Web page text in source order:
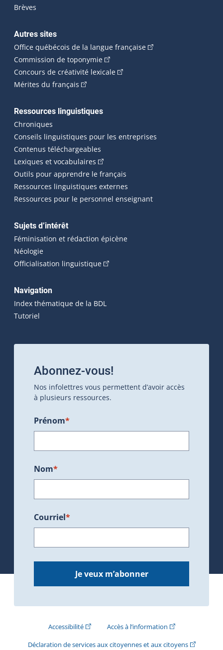
Brèves
Autres sites
Office québécois de la langue française(Cet hyperlien
Commission de toponymie(Cet hyperlien externe s'ouvrira
Concours de créativité lexicale(Cet hyperlien externe
Mérites du français (Cet hyperlien externe s'ouvrira dans une
Ressources linguistiques
Chroniques
Conseils linguistiques pour les entreprises
Contenus téléchargeables
Lexiques et vocabulaires (Cet hyperlien externe s'ouvrira
Outils pour apprendre le français
Ressources linguistiques externes
Ressources pour le personnel enseignant
Sujets d’intérêt
Féminisation et rédaction épicène
Néologie
Officialisation linguistique(Cet hyperlien externe s'ouvrira
Navigation
Index thématique de la BDL
Tutoriel
Abonnez-vous!
Nos infolettres vous permettent d’avoir accès
à plusieurs ressources.
Prénom*
Nom*
Courriel*
Je veux m’abonner
Accessibilité(Cet hyperlien externe s'ouvrira dans une
Accès à l’information(Cet hyperlien
Déclaration de services aux citoyennes et aux citoyens(Cet